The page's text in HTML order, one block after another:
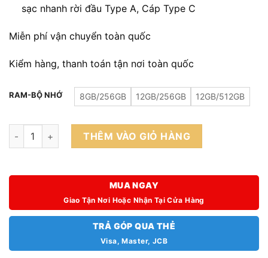
sạc nhanh rời đầu Type A, Cáp Type C
Miễn phí vận chuyển toàn quốc
Kiểm hàng, thanh toán tận nơi toàn quốc
RAM-BỘ NHỚ 8GB/256GB 12GB/256GB 12GB/512GB
Oppo Reno 9 5G Fullbox số lượng
THÊM VÀO GIỎ HÀNG
MUA NGAY
Giao Tận Nơi Hoặc Nhận Tại Cửa Hàng
TRẢ GÓP QUA THẺ
Visa, Master, JCB